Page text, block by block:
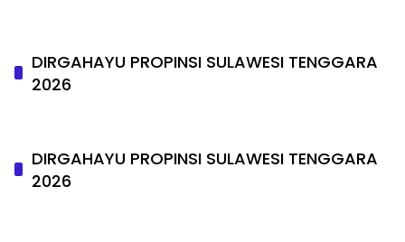
DIRGAHAYU PROPINSI SULAWESI TENGGARA
2026
DIRGAHAYU PROPINSI SULAWESI TENGGARA
2026